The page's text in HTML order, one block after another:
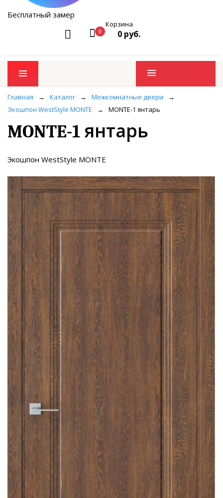
Бесплатный замер
0
Корзина
0 руб.
Промо товары
Главная → Каталог → Межкомнатные двери
→
Экошпон WestStyle MONTE
→ MONTE-1 янтарь
MONTE-1 янтарь
Экошпон WestStyle MONTE